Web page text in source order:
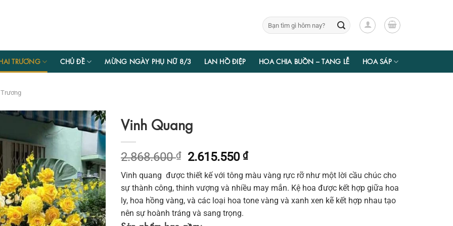
Tìm
kiếm:
TRƯƠNG CHỦ ĐỀ MỪNG NGÀY PHỤ NỮ 8/3 LAN HỒ ĐIỆP HOA CHIA BUỒN – TANG LỄ HOA SÁP
Vinh Quang
2.868.600₫
Giá
gốc
là:
2.868.600 ₫.
2.615.550₫Giá
hiện
tại
là:
2.615.550 ₫.
Vinh quang được thiết kế với tông màu vàng rực rỡ như một lời cầu chúc cho
sự thành công, thinh vượng và nhiều may mắn. Kệ hoa được kết hợp giữa hoa
ly, hoa hồng vàng, và các loại hoa tone vàng và xanh xen kẽ kết hợp nhau tạo
nên sự hoành tráng và sang trọng.